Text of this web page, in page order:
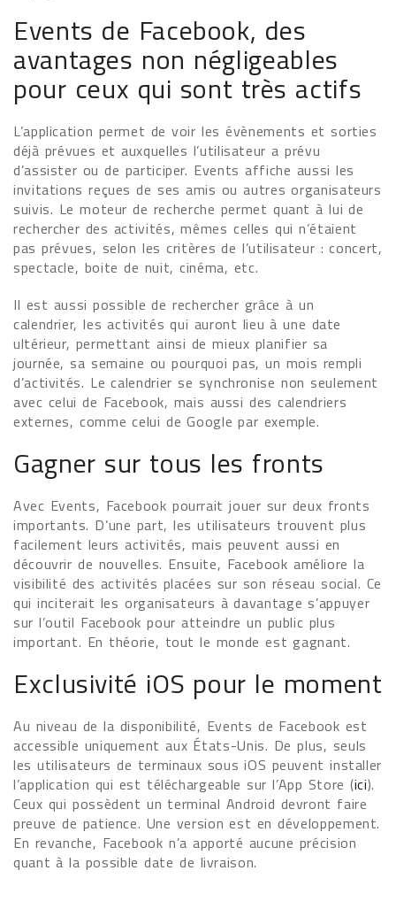
Events de Facebook, des
avantages non négligeables
pour ceux qui sont très actifs
L’application permet de voir les évènements et sorties
déjà prévues et auxquelles l’utilisateur a prévu
d’assister ou de participer. Events affiche aussi les
invitations reçues de ses amis ou autres organisateurs
suivis. Le moteur de recherche permet quant à lui de
rechercher des activités, mêmes celles qui n’étaient
pas prévues, selon les critères de l’utilisateur : concert,
spectacle, boite de nuit, cinéma, etc.
Il est aussi possible de rechercher grâce à un
calendrier, les activités qui auront lieu à une date
ultérieur, permettant ainsi de mieux planifier sa
journée, sa semaine ou pourquoi pas, un mois rempli
d’activités. Le calendrier se synchronise non seulement
avec celui de Facebook, mais aussi des calendriers
externes, comme celui de Google par exemple.
Gagner sur tous les fronts
Avec Events, Facebook pourrait jouer sur deux fronts
importants. D’une part, les utilisateurs trouvent plus
facilement leurs activités, mais peuvent aussi en
découvrir de nouvelles. Ensuite, Facebook améliore la
visibilité des activités placées sur son réseau social. Ce
qui inciterait les organisateurs à davantage s’appuyer
sur l’outil Facebook pour atteindre un public plus
important. En théorie, tout le monde est gagnant.
Exclusivité iOS pour le moment
Au niveau de la disponibilité, Events de Facebook est
accessible uniquement aux États-Unis. De plus, seuls
les utilisateurs de terminaux sous iOS peuvent installer
l’application qui est téléchargeable sur l’App Store (ici).
Ceux qui possèdent un terminal Android devront faire
preuve de patience. Une version est en développement.
En revanche, Facebook n’a apporté aucune précision
quant à la possible date de livraison.